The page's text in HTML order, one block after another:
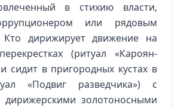
в стихию власти,
или рядовым
Кто дирижирует движение на
(ритуал «Кароян-
сидит в пригородных кустах в
«Подвиг разведчика») с
золотоносными